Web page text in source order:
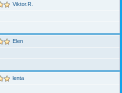
Viktor.R.
Elen
lenta